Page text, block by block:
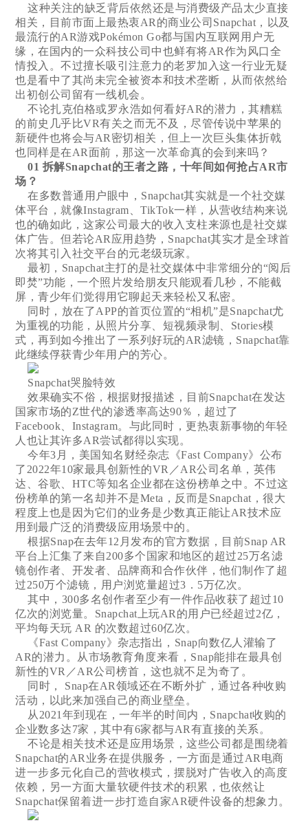
这种关注的缺乏背后依然还是与消费级产品太少直接
相关，目前市面上最热衷AR的商业公司Snapchat，以及
最流行的AR游戏Pokémon Go都与国内互联网用户无
缘，在国内的一众科技公司中也鲜有将AR作为风口全
情投入。不过擅长吸引注意力的老罗加入这一行业无疑
也是看中了其尚未完全被资本和技术垄断，从而依然给
出初创公司留有一线机会。
不论扎克伯格或罗永浩如何看好AR的潜力，其糟糕
的前史几乎比VR有关之而无不及，尽管传说中苹果的
新硬件也将会与AR密切相关，但上一次巨头集体折戟
也同样是在AR面前，那这一次革命真的会到来吗？
01 拆解Snapchat的王者之路，十年间如何抢占AR市
场？
在多数普通用户眼中，Snapchat其实就是一个社交媒
体平台，就像Instagram、TikTok一样，从营收结构来说
也的确如此，这家公司最大的收入支柱来源也是社交媒
体广告。但若论AR应用趋势，Snapchat其实才是全球首
次将其引入社交平台的元老级玩家。
最初，Snapchat主打的是社交媒体中非常细分的“阅后
即焚”功能，一个照片发给朋友只能观看几秒，不能截
屏，青少年们觉得用它聊起天来轻松又私密。
同时，放在了APP的首页位置的“相机”是Snapchat尤
为重视的功能，从照片分享、短视频录制、Stories模
式，再到如今推出了一系列好玩的AR滤镜，Snapchat靠
此继续俘获青少年用户的芳心。
Snapchat哭脸特效
效果确实不俗，根据财报描述，目前Snapchat在发达
国家市场的Z世代的渗透率高达90％，超过了
Facebook、Instagram。与此同时，更热衷新事物的年轻
人也让其许多AR尝试都得以实现。
今年3月，美国知名财经杂志《Fast Company》公布
了2022年10家最具创新性的VR／AR公司名单，英伟
达、谷歌、HTC等知名企业都在这份榜单之中。不过这
份榜单的第一名却并不是Meta，反而是Snapchat，很大
程度上也是因为它们的业务是少数真正能让AR技术应
用到最广泛的消费级应用场景中的。
根据Snap在去年12月发布的官方数据，目前Snap AR
平台上汇集了来自200多个国家和地区的超过25万名滤
镜创作者、开发者、品牌商和合作伙伴，他们制作了超
过250万个滤镜，用户浏览量超过3．5万亿次。
其中，300多名创作者至少有一件作品收获了超过10
亿次的浏览量。Snapchat上玩AR的用户已经超过2亿，
平均每天玩 AR 的次数超过60亿次。
《Fast Company》杂志指出，Snap向数亿人灌输了
AR的潜力。从市场教育角度来看，Snap能排在最具创
新性的VR／AR公司榜首，这也就不足为奇了。
同时， Snap在AR领域还在不断外扩，通过各种收购
活动，以此来加强自己的商业壁垒。
从2021年到现在，一年半的时间内，Snapchat收购的
企业数多达7家，其中有6家都与AR有直接的关系。
不论是相关技术还是应用场景，这些公司都是围绕着
Snapchat的AR业务在提供服务，一方面是通过AR电商
进一步多元化自己的营收模式，摆脱对广告收入的高度
依赖，另一方面大量软硬件技术的积累，也依然让
Snapchat保留着进一步打造自家AR硬件设备的想象力。